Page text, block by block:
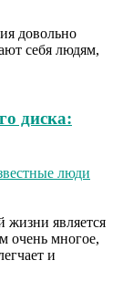
довольно
себя людям,
диска:
люди
жизни является
очень многое,
и